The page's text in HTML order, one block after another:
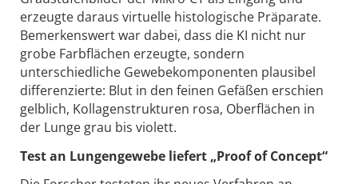
erzeugte daraus virtuelle histologische Präparate.
Bemerkenswert war dabei, dass die KI nicht nur
grobe Farbflächen erzeugte, sondern
unterschiedliche Gewebekomponenten plausibel
differenzierte: Blut in den feinen Gefäßen erschien
gelblich, Kollagenstrukturen rosa, Oberflächen in
der Lunge grau bis violett.
Test an Lungengewebe liefert „Proof of Concept“